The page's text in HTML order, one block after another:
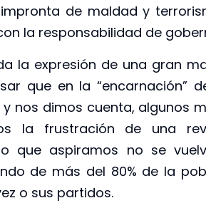
de maldad y
la responsabilidad de
la expresión de una gran
que en la “encarnación”
nos dimos cuenta, algunos
la frustración de una
que aspiramos no se
de más del 80% de la
o sus partidos.